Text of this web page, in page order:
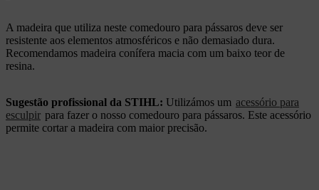
A madeira que utiliza neste comedouro para pássaros deve ser
resistente aos elementos atmosféricos e não demasiado dura.
Recomendamos madeira conífera macia com um baixo teor de
resina.
Sugestão profissional da STIHL: Utilizámos um acessório para
esculpir para fazer o nosso comedouro para pássaros. Este acessório
permite cortar a madeira com maior precisão.